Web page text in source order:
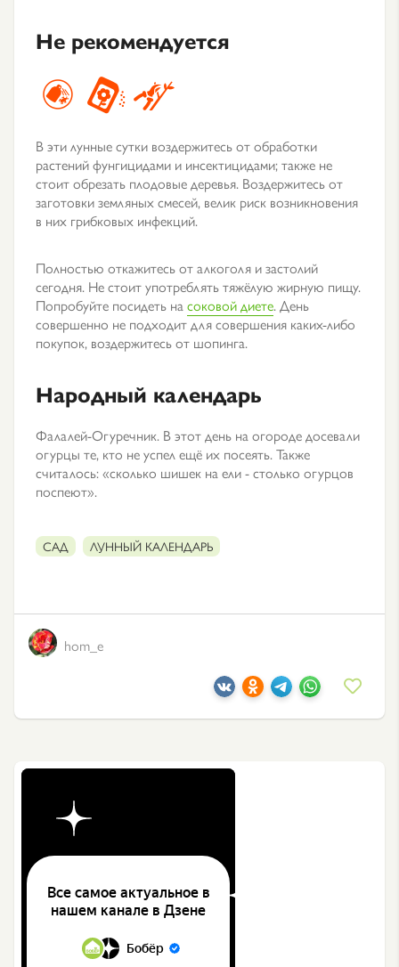
Не рекомендуется
В эти лунные сутки воздержитесь от обработки
растений фунгицидами и инсектицидами; также не
стоит обрезать плодовые деревья. Воздержитесь от
заготовки земляных смесей, велик риск возникновения
в них грибковых инфекций.
Полностью откажитесь от алкоголя и застолий
сегодня. Не стоит употреблять тяжёлую жирную пищу.
Попробуйте посидеть насоковой диете. День
совершенно не подходит для совершения каких-либо
покупок, воздержитесь от шопинга.
Народный календарь
Фалалей-Огуречник. В этот день на огороде досевали
огурцы те, кто не успел ещё их посеять. Также
считалось: «сколько шишек на ели - столько огурцов
поспеют».
САД ЛУННЫЙ КАЛЕНДАРЬ
hom_e